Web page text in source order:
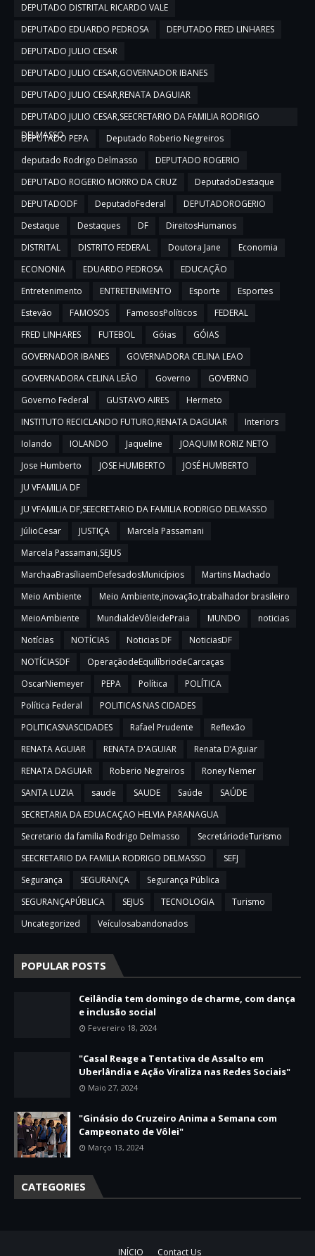
DEPUTADO DISTRITAL RICARDO VALE
DEPUTADO EDUARDO PEDROSA
DEPUTADO FRED LINHARES
DEPUTADO JULIO CESAR
DEPUTADO JULIO CESAR,GOVERNADOR IBANES
DEPUTADO JULIO CESAR,RENATA DAGUIAR
DEPUTADO JULIO CESAR,SEECRETARIO DA FAMILIA RODRIGO
DELMASSO
DEPUTADO PEPA
Deputado Roberio Negreiros
deputado Rodrigo Delmasso
DEPUTADO ROGERIO
DEPUTADO ROGERIO MORRO DA CRUZ
DeputadoDestaque
DEPUTADODF
DeputadoFederal
DEPUTADOROGERIO
Destaque
Destaques DF
DireitosHumanos
DISTRITAL
DISTRITO FEDERAL Doutora Jane
Economia
ECONONIA
EDUARDO PEDROSA
EDUCAÇÃO
Entretenimento
ENTRETENIMENTO Esporte
Esportes
Estevão
FAMOSOS FamososPolíticos
FEDERAL
FRED LINHARES
FUTEBOL Góias
GÓIAS
GOVERNADOR IBANES
GOVERNADORA CELINA LEAO
GOVERNADORA CELINA LEÃO
Governo
GOVERNO
Governo Federal
GUSTAVO AIRES
Hermeto
INSTITUTO RECICLANDO FUTURO,RENATA DAGUIAR
Interiors
Iolando
IOLANDO Jaqueline
JOAQUIM RORIZ NETO
Jose Humberto
JOSE HUMBERTO
JOSÉ HUMBERTO
JU VFAMILIA DF
JU VFAMILIA DF,SEECRETARIO DA FAMILIA RODRIGO DELMASSO
JúlioCesar
JUSTIÇA
Marcela Passamani
Marcela Passamani,SEJUS
MarchaaBrasíliaemDefesadosMunicípios
Martins Machado
Meio Ambiente
Meio Ambiente,inovação,trabalhador brasileiro
MeioAmbiente
MundialdeVôleidePraia MUNDO
noticias
Notícias
NOTÍCIAS Noticias DF
NoticiasDF
NOTÍCIASDF
OperaçãodeEquilíbriodeCarcaças
OscarNiemeyer
PEPA Política
POLÍTICA
Política Federal
POLITICAS NAS CIDADES
POLITICASNASCIDADES
Rafael Prudente
Reflexão
RENATA AGUIAR
RENATA D'AGUIAR
Renata D’Aguiar
RENATA DAGUIAR
Roberio Negreiros
Roney Nemer
SANTA LUZIA
saude SAUDE Saúde
SAÚDE
SECRETARIA DA EDUACAÇAO HELVIA PARANAGUA
Secretario da familia Rodrigo Delmasso
SecretáriodeTurismo
SEECRETARIO DA FAMILIA RODRIGO DELMASSO
SEFJ
Segurança
SEGURANÇA
Segurança Pública
SEGURANÇAPÚBLICA
SEJUS TECNOLOGIA
Turismo
Uncategorized
Veículosabandonados
POPULAR POSTS
Ceilândia tem domingo de charme, com dança
e inclusão social
Fevereiro 18, 2024
"Casal Reage a Tentativa de Assalto em
Uberlândia e Ação Viraliza nas Redes Sociais"
Maio 27, 2024
"Ginásio do Cruzeiro Anima a Semana com
Campeonato de Vôlei"
Março 13, 2024
CATEGORIES
INÍCIO Contact Us